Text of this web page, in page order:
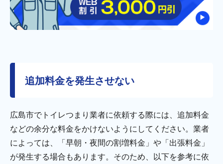
追加料金を発生させない
広島市でトイレつまり業者に依頼する際には、追加料金
などの余分な料金をかけないようにしてください。業者
によっては、「早朝・夜間の割増料金」や「出張料金」
が発生する場合もあります。そのため、以下を参考に依